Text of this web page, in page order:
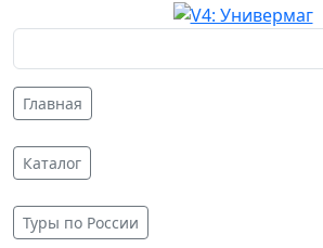
Главная
Каталог
Туры по России